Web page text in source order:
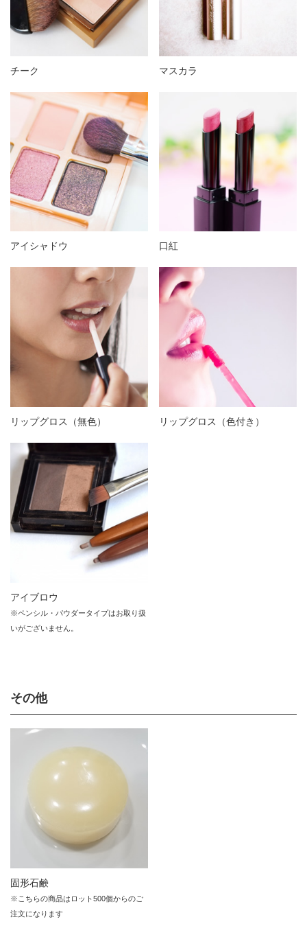
チーク マスカラ
アイシャドウ 口紅
リップグロス（無色） リップグロス（色付き）
アイブロウ
※ペンシル・パウダータイプはお取り扱
いがございません。
その他
固形石鹸
※こちらの商品はロット500個からのご
注文になります